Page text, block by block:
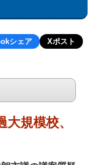
シェア Xポスト
規模校、